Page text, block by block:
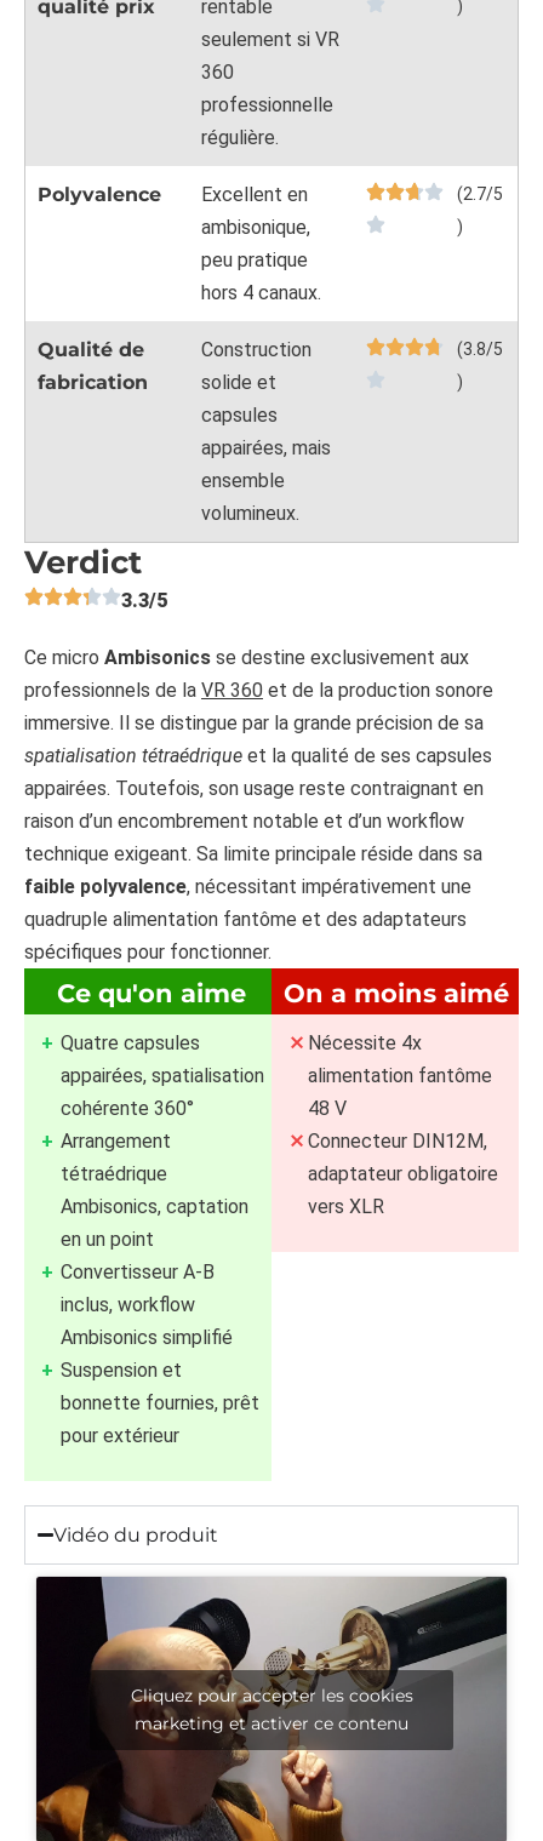
qualité prix
rentable
seulement si VR
360
professionnelle
régulière.
)
Polyvalence
Excellent en
ambisonique,
peu pratique
hors 4 canaux.
(2.7/5
)
Qualité de
fabrication
Construction
solide et
capsules
appairées, mais
ensemble
volumineux.
(3.8/5
)
Verdict
3.3/5
Ce micro Ambisonics se destine exclusivement aux
professionnels de la VR 360 et de la production sonore
immersive. Il se distingue par la grande précision de sa
spatialisation tétraédrique et la qualité de ses capsules
appairées. Toutefois, son usage reste contraignant en
raison d’un encombrement notable et d’un workflow
technique exigeant. Sa limite principale réside dans sa
faible polyvalence, nécessitant impérativement une
quadruple alimentation fantôme et des adaptateurs
spécifiques pour fonctionner.
Ce qu'on aime
Quatre capsules
appairées, spatialisation
cohérente 360°
Arrangement
tétraédrique
Ambisonics, captation
en un point
Convertisseur A‑B
inclus, workflow
Ambisonics simplifié
Suspension et
bonnette fournies, prêt
pour extérieur
On a moins aimé
Nécessite 4x
alimentation fantôme
48 V
Connecteur DIN12M,
adaptateur obligatoire
vers XLR
Vidéo du produit
Cliquez pour accepter les cookies
marketing et activer ce contenu